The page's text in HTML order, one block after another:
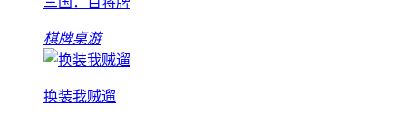
棋牌桌游
换装我贼遛